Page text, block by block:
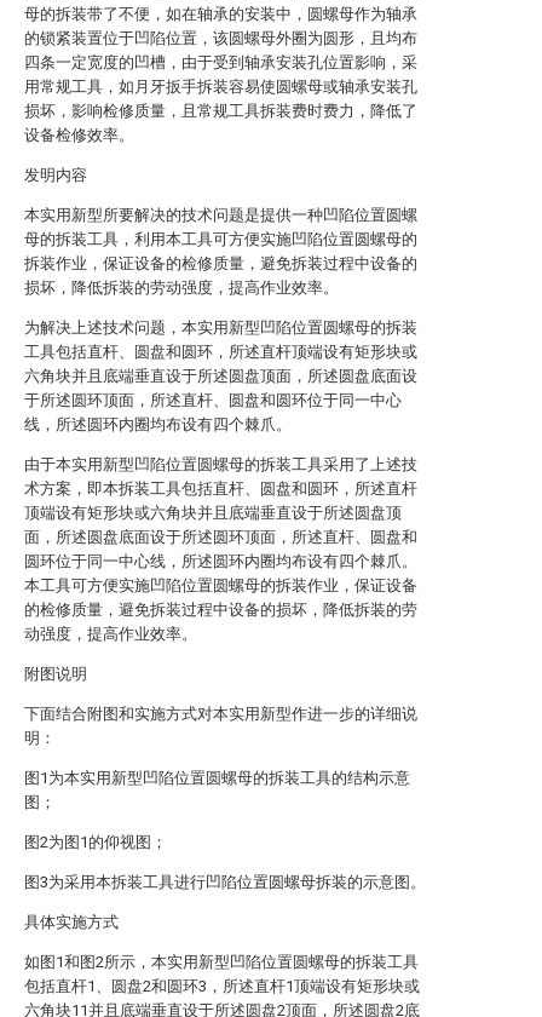
母的拆装带了不便，如在轴承的安装中，圆螺母作为轴承
的锁紧装置位于凹陷位置，该圆螺母外圈为圆形，且均布
四条一定宽度的凹槽，由于受到轴承安装孔位置影响，采
用常规工具，如月牙扳手拆装容易使圆螺母或轴承安装孔
损坏，影响检修质量，且常规工具拆装费时费力，降低了
设备检修效率。
发明内容
本实用新型所要解决的技术问题是提供一种凹陷位置圆螺
母的拆装工具，利用本工具可方便实施凹陷位置圆螺母的
拆装作业，保证设备的检修质量，避免拆装过程中设备的
损坏，降低拆装的劳动强度，提高作业效率。
为解决上述技术问题，本实用新型凹陷位置圆螺母的拆装
工具包括直杆、圆盘和圆环，所述直杆顶端设有矩形块或
六角块并且底端垂直设于所述圆盘顶面，所述圆盘底面设
于所述圆环顶面，所述直杆、圆盘和圆环位于同一中心
线，所述圆环内圈均布设有四个棘爪。
由于本实用新型凹陷位置圆螺母的拆装工具采用了上述技
术方案，即本拆装工具包括直杆、圆盘和圆环，所述直杆
顶端设有矩形块或六角块并且底端垂直设于所述圆盘顶
面，所述圆盘底面设于所述圆环顶面，所述直杆、圆盘和
圆环位于同一中心线，所述圆环内圈均布设有四个棘爪。
本工具可方便实施凹陷位置圆螺母的拆装作业，保证设备
的检修质量，避免拆装过程中设备的损坏，降低拆装的劳
动强度，提高作业效率。
附图说明
下面结合附图和实施方式对本实用新型作进一步的详细说
明：
图1为本实用新型凹陷位置圆螺母的拆装工具的结构示意
图；
图2为图1的仰视图；
图3为采用本拆装工具进行凹陷位置圆螺母拆装的示意图。
具体实施方式
如图1和图2所示，本实用新型凹陷位置圆螺母的拆装工具
包括直杆1、圆盘2和圆环3，所述直杆1顶端设有矩形块或
六角块11并且底端垂直设于所述圆盘2顶面，所述圆盘2底